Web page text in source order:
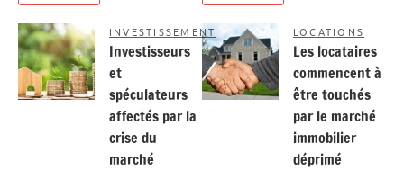
INVESTISSEMENT
Investisseurs
et
spéculateurs
affectés par la
crise du
marché
LOCATIONS
Les locataires
commencent à
être touchés
par le marché
immobilier
déprimé